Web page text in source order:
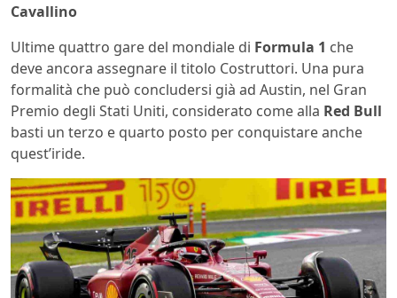
Cavallino
Ultime quattro gare del mondiale di Formula 1 che
deve ancora assegnare il titolo Costruttori. Una pura
formalità che può concludersi già ad Austin, nel Gran
Premio degli Stati Uniti, considerato come alla Red Bull
basti un terzo e quarto posto per conquistare anche
quest’iride.